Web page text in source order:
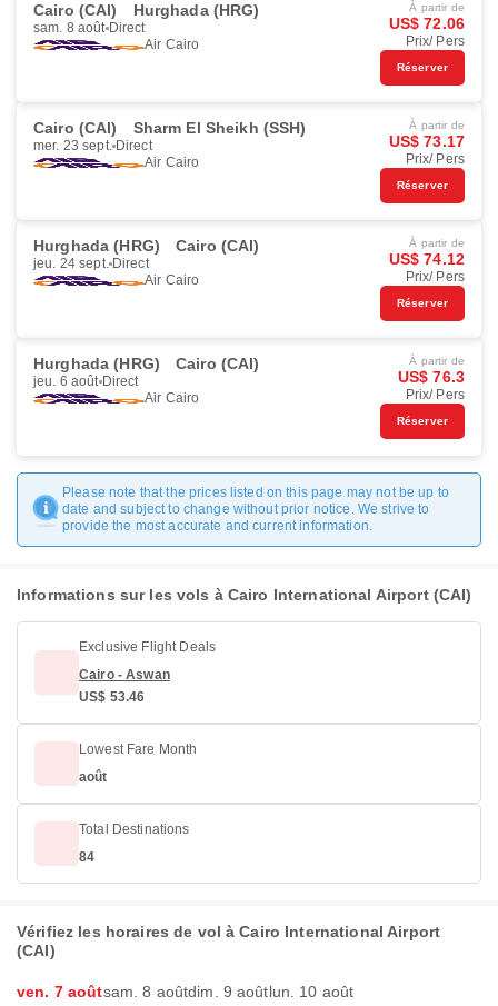
Cairo (CAI) Hurghada (HRG)
sam. 8 août Direct
Air Cairo
À partir de
US$ 72.06
Prix/ Pers
Réserver
Cairo (CAI) Sharm El Sheikh (SSH)
mer. 23 sept. Direct
Air Cairo
À partir de
US$ 73.17
Prix/ Pers
Réserver
Hurghada (HRG) Cairo (CAI)
jeu. 24 sept. Direct
Air Cairo
À partir de
US$ 74.12
Prix/ Pers
Réserver
Hurghada (HRG) Cairo (CAI)
jeu. 6 août Direct
Air Cairo
À partir de
US$ 76.3
Prix/ Pers
Réserver
Please note that the prices listed on this page may not be up to
date and subject to change without prior notice. We strive to
provide the most accurate and current information.
Informations sur les vols à Cairo International Airport (CAI)
Exclusive Flight Deals
Cairo - Aswan
US$ 53.46
Lowest Fare Month
août
Total Destinations
84
Vérifiez les horaires de vol à Cairo International Airport
(CAI)
ven. 7 aoûtsam. 8 aoûtdim. 9 aoûtlun. 10 août